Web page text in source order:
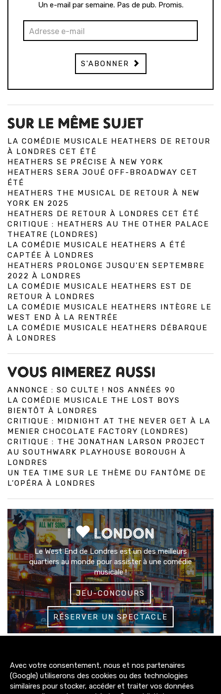
Un e-mail par semaine. Pas de pub. Promis.
S'ABONNER
SUR LE MÊME SUJET
LA COMÉDIE MUSICALE HEATHERS DE RETOUR
À LONDRES CET ÉTÉ
HEATHERS SE PRÉCISE À NEW YORK
HEATHERS SERA JOUÉ OFF-BROADWAY CET
ÉTÉ
HEATHERS THE MUSICAL DE RETOUR À NEW
YORK EN 2025
HEATHERS DE RETOUR À LONDRES CET ÉTÉ
CRITIQUE : HEATHERS AU THE OTHER PALACE
THEATRE (LONDRES)
LA COMÉDIE MUSICALE HEATHERS A ÉTÉ
CAPTÉE À LONDRES
HEATHERS PROLONGE JUSQU'EN SEPTEMBRE
2022 À LONDRES
LA COMÉDIE MUSICALE HEATHERS EST DE
RETOUR À LONDRES
LA COMÉDIE MUSICALE HEATHERS INTÈGRE LE
WEST END À LA RENTRÉE
LA COMÉDIE MUSICALE HEATHERS DÉBARQUE
À LONDRES
VOUS AIMEREZ AUSSI
ANNONCE : SO CULTE ! NOS ANNÉES 90
LA COMÉDIE MUSICALE THE LOST BOYS
BIENTÔT À LONDRES
CRITIQUE : MIDNIGHT AT THE NEVER GET À LA
MENIER CHOCOLATE FACTORY (LONDRES)
CRITIQUE : THE JONATHAN LARSON PROJECT
AU SOUTHWARK PLAYHOUSE BOROUGH À
LONDRES
UN TEA TIME SUR LE THÈME DU FANTÔME DE
L’OPÉRA À LONDRES
I LONDON
Le West End de Londres est un des meilleurs
quartiers au monde pour assister à une comédie
musicale !
JEU-CONCOURS
RÉSERVER UN SPECTACLE
3200+
abonnés
Avec votre consentement, nous et nos partenaires
(Google) utiliserons des cookies ou des technologies
similaires pour stocker, accéder et traiter vos données